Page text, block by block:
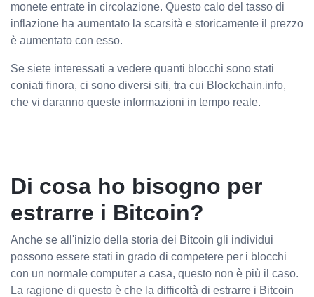
monete entrate in circolazione. Questo calo del tasso di
inflazione ha aumentato la scarsità e storicamente il prezzo
è aumentato con esso.
Se siete interessati a vedere quanti blocchi sono stati
coniati finora, ci sono diversi siti, tra cui Blockchain.info,
che vi daranno queste informazioni in tempo reale.
Di cosa ho bisogno per
estrarre i Bitcoin?
Anche se all'inizio della storia dei Bitcoin gli individui
possono essere stati in grado di competere per i blocchi
con un normale computer a casa, questo non è più il caso.
La ragione di questo è che la difficoltà di estrarre i Bitcoin